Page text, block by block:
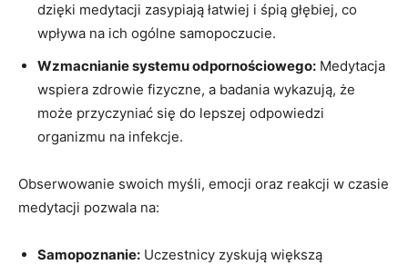
dzięki medytacji zasypiają ⁢łatwiej i śpią głębiej, co
wpływa na ich ogólne⁤ samopoczucie.
Wzmacnianie‌ systemu odpornościowego: Medytacja
wspiera zdrowie fizyczne,⁢ a badania wykazują, ⁤że
może przyczyniać​ się⁢ do lepszej⁤ odpowiedzi
organizmu na infekcje.
Obserwowanie ​swoich ⁢myśli, emocji oraz⁢ reakcji w⁣ czasie
medytacji pozwala na:
Samopoznanie: Uczestnicy zyskują większą